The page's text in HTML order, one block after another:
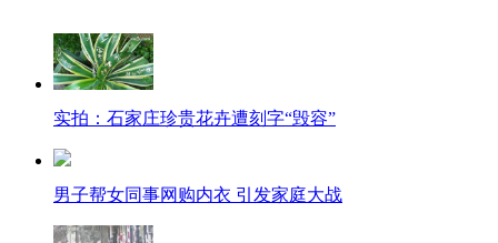
实拍：石家庄珍贵花卉遭刻字“毁容”
男子帮女同事网购内衣 引发家庭大战